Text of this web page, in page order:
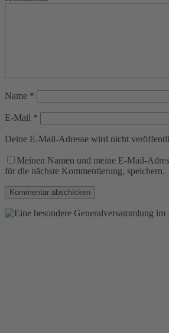
Name *
E-Mail *
Deine E-Mail-Adresse wird nicht
Meinen Namen und meine E-Mail-
für die nächste Kommentierung, speichern.